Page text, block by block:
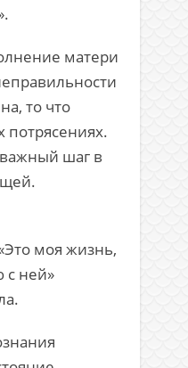
матери
то что
потрясениях.
шаг в
моя жизнь,
с ней»